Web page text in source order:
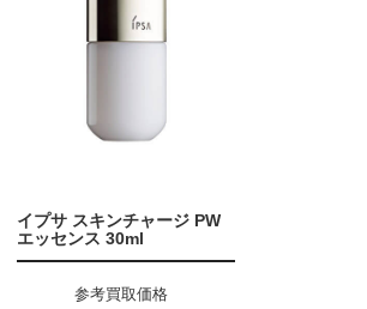
イプサ スキンチャージ PW
エッセンス 30ml
参考買取価格